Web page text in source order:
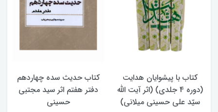
کتاب حدیث سده چهاردهم
دفتر هفتم اثر سید مجتبی
حسینی
کتاب آفاق الولایه فی فقه
الامامه (2 جلدی)
950,000 تومان